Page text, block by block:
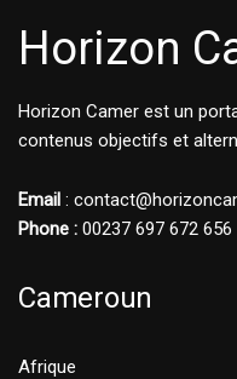
Horizon
Horizon Camer est un
contenus objectifs et
Email :
Phone : 00237 697 672 656
Cameroun
Afrique